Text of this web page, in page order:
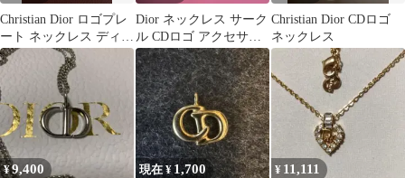
Christian Dior ロゴプレ
ート ネックレス ディオ
ール アクセサリー
Dior ネックレス サーク
ル CDロゴ アクセサリ
ー ゴールド
Christian Dior CDロゴ
ネックレス
¥9,400 現在 ¥ 1,700 ¥ 11,111